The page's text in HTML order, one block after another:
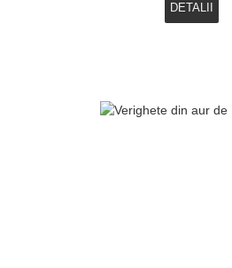
DETALII